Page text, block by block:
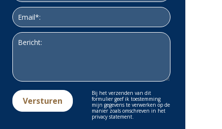
Bij het verzenden van dit
formulier geef ik toestemming
mijn gegevens te verwerken op de
manier zoals omschreven in het
privacy statement.